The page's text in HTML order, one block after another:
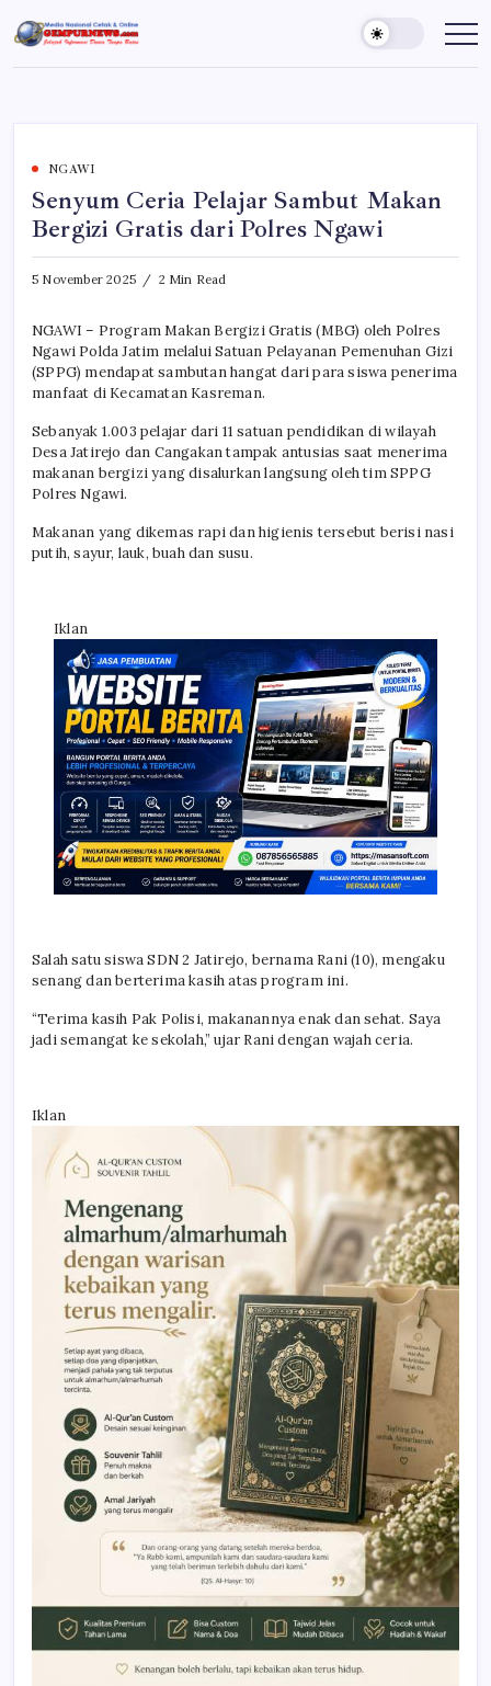
to
content
Gempur
News
Jelajah
Dunia
NGAWI
Senyum Ceria Pelajar Sambut Makan
Bergizi Gratis dari Polres Ngawi
5 November 2025 2 Min Read
NGAWI – Program Makan Bergizi Gratis (MBG) oleh Polres
Ngawi Polda Jatim melalui Satuan Pelayanan Pemenuhan Gizi
(SPPG) mendapat sambutan hangat dari para siswa penerima
manfaat di Kecamatan Kasreman.
Sebanyak 1.003 pelajar dari 11 satuan pendidikan di wilayah
Desa Jatirejo dan Cangakan tampak antusias saat menerima
makanan bergizi yang disalurkan langsung oleh tim SPPG
Polres Ngawi.
Makanan yang dikemas rapi dan higienis tersebut berisi nasi
putih, sayur, lauk, buah dan susu.
Iklan
Salah satu siswa SDN 2 Jatirejo, bernama Rani (10), mengaku
senang dan berterima kasih atas program ini.
“Terima kasih Pak Polisi, makanannya enak dan sehat. Saya
jadi semangat ke sekolah,” ujar Rani dengan wajah ceria.
Iklan